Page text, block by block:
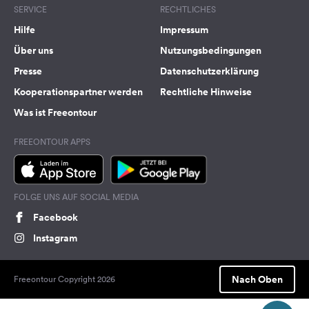
SERVICE
Hilfe
Über uns
Presse
Kooperationspartner werden
Was ist Freeontour
RECHTLICHES
Impressum
Nutzungsbedingungen
Datenschutzerklärung
Rechtliche Hinweise
FREEONTOUR APPS
FOLGE UNS AUF SOCIAL MEDIA
Facebook
Instagram
Freeontour Copyright 2026 Nach Oben